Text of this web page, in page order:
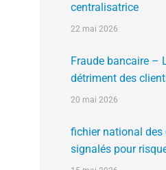
centralisatrice
22 mai 2026
Fraude bancaire –
détriment des
d’Epargne
20 mai 2026
fichier national des
signalés pour
FNC-RF : un